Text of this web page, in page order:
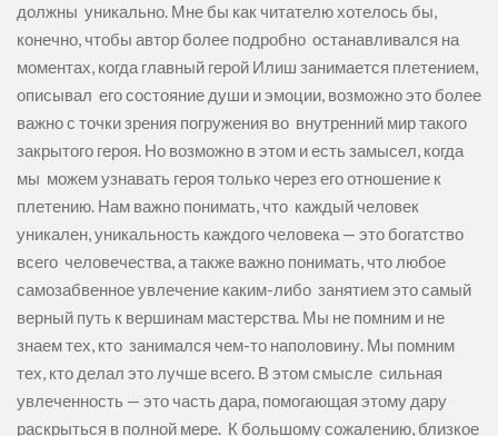
должны уникально. Мне бы как читателю хотелось бы,
конечно, чтобы автор более подробно останавливался на
моментах, когда главный герой Илиш занимается плетением,
описывал его состояние души и эмоции, возможно это более
важно с точки зрения погружения во внутренний мир такого
закрытого героя. Но возможно в этом и есть замысел, когда
мы можем узнавать героя только через его отношение к
плетению. Нам важно понимать, что каждый человек
уникален, уникальность каждого человека — это богатство
всего человечества, а также важно понимать, что любое
самозабвенное увлечение каким-либо занятием это самый
верный путь к вершинам мастерства. Мы не помним и не
знаем тех, кто занимался чем-то наполовину. Мы помним
тех, кто делал это лучше всего. В этом смысле сильная
увлеченность — это часть дара, помогающая этому дару
раскрыться в полной мере. К большому сожалению, близкое